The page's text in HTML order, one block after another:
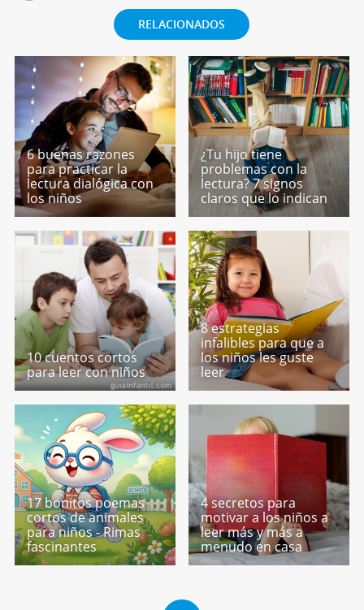
RELACIONADOS
6 buenas razones
para practicar la
lectura dialógica con
los niños
¿Tu hijo tiene
problemas con la
lectura? 7 signos
claros que lo indican
10 cuentos cortos
para leer con niños
8 estrategias
infalibles para que a
los niños les guste
leer
17 bonitos poemas
cortos de animales
para niños - Rimas
fascinantes
4 secretos para
motivar a los niños a
leer más y más a
menudo en casa